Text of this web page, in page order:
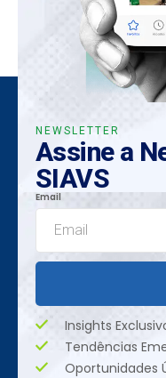
NEWSLETTER
Assine a
SIAVS
Email
Insights
Tendências
Oportunidades